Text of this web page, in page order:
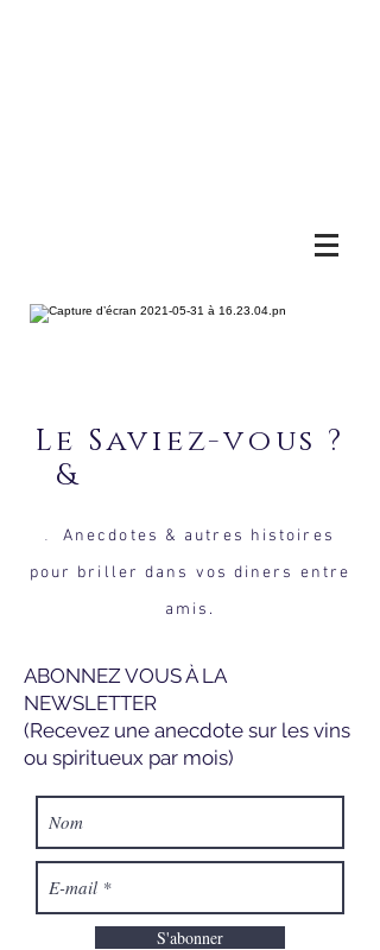
Le Saviez-vous ?
&
.
Anecdotes & autres histoires
pour briller dans vos diners entre
amis.
ABONNEZ VOUS À LA
NEWSLETTER
(Recevez une anecdote sur les vins
ou spiritueux par mois)
S'abonner